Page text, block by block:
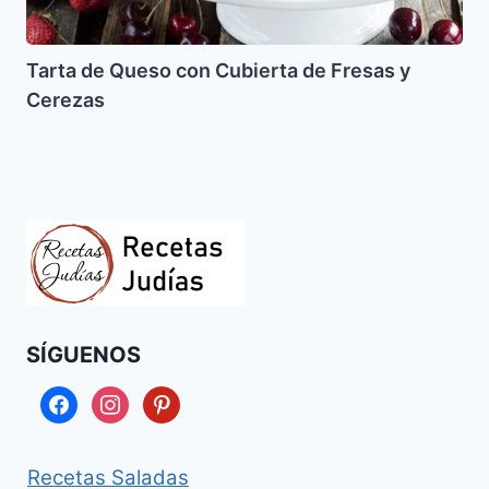
Tarta de Queso con Cubierta de Fresas y
Cerezas
SÍGUENOS
facebookinstagrampinterest
Recetas Saladas